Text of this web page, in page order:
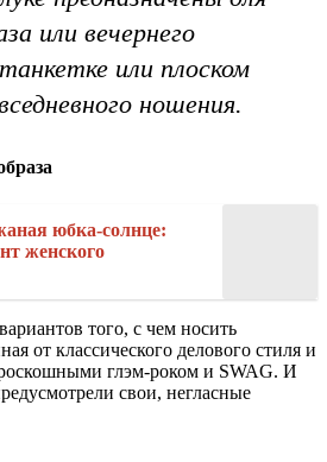
или вечернего
или плоском
ношения.
юбка-солнце:
женского
того, с чем носить
от классического делового стиля и
глэм-роком и SWAG. И
свои, негласные